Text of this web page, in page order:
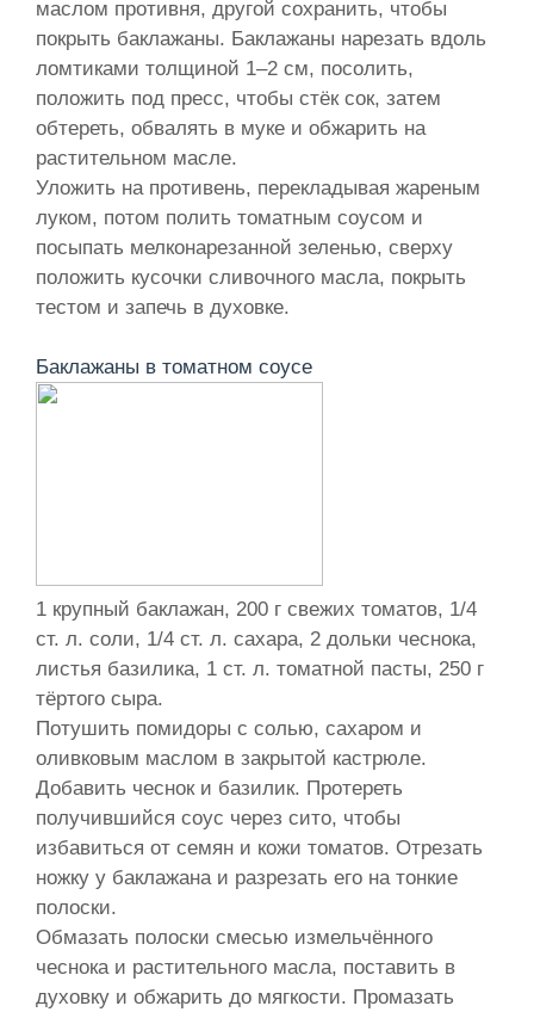
маслом противня, другой сохранить, чтобы
покрыть баклажаны. Баклажаны нарезать вдоль
ломтиками толщиной 1–2 см, посолить,
положить под пресс, чтобы стёк сок, затем
обтереть, обвалять в муке и обжарить на
растительном масле.
Уложить на противень, перекладывая жареным
луком, потом полить томатным соусом и
посыпать мелконарезанной зеленью, сверху
положить кусочки сливочного масла, покрыть
тестом и запечь в духовке.
Баклажаны в томатном соусе
1 крупный баклажан, 200 г свежих томатов, 1/4
ст. л. соли, 1/4 ст. л. сахара, 2 дольки чеснока,
листья базилика, 1 ст. л. томатной пасты, 250 г
тёртого сыра.
Потушить помидоры с солью, сахаром и
оливковым маслом в закрытой кастрюле.
Добавить чеснок и базилик. Протереть
получившийся соус через сито, чтобы
избавиться от семян и кожи томатов. Отрезать
ножку у баклажана и разрезать его на тонкие
полоски.
Обмазать полоски смесью измельчённого
чеснока и растительного масла, поставить в
духовку и обжарить до мягкости. Промазать